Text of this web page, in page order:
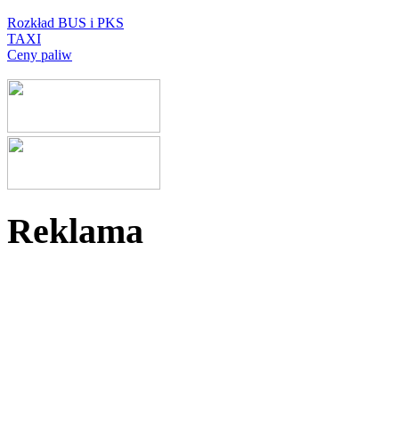
Rozkład BUS i PKS
TAXI
Ceny paliw
Reklama